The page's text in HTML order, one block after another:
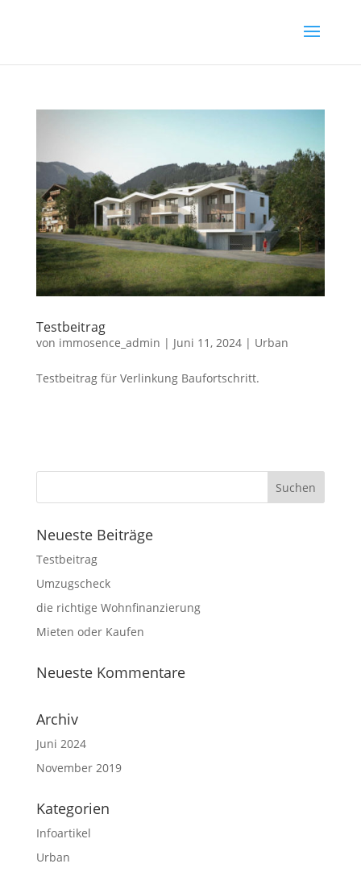
Testbeitrag
von immosence_admin | Juni 11, 2024| Urban
Testbeitrag für Verlinkung Baufortschritt.
Neueste Beiträge
Testbeitrag
Umzugscheck
die richtige Wohnfinanzierung
Mieten oder Kaufen
Neueste Kommentare
Archiv
Juni 2024
November 2019
Kategorien
Infoartikel
Urban